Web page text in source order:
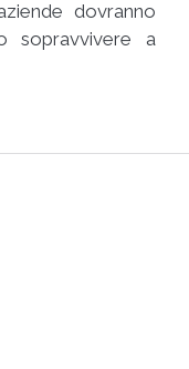
dovranno
sopravvivere a